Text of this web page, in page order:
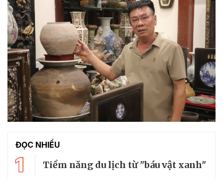
ĐỌC NHIỀU
1 Tiềm năng du lịch từ "báu vật xanh"